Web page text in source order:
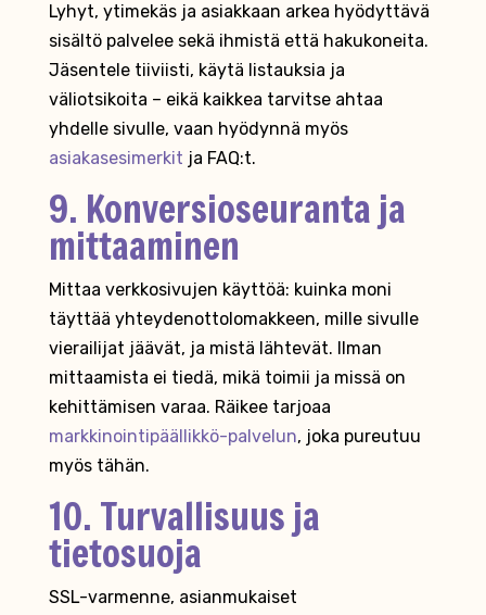
Lyhyt, ytimekäs ja asiakkaan arkea hyödyttävä
sisältö palvelee sekä ihmistä että hakukoneita.
Jäsentele tiiviisti, käytä listauksia ja
väliotsikoita – eikä kaikkea tarvitse ahtaa
yhdelle sivulle, vaan hyödynnä myös
asiakasesimerkit ja FAQ:t.
9. Konversioseuranta ja
mittaaminen
Mittaa verkkosivujen käyttöä: kuinka moni
täyttää yhteydenottolomakkeen, mille sivulle
vierailijat jäävät, ja mistä lähtevät. Ilman
mittaamista ei tiedä, mikä toimii ja missä on
kehittämisen varaa. Räikee tarjoaa
markkinointipäällikkö-palvelun, joka pureutuu
myös tähän.
10. Turvallisuus ja
tietosuoja
SSL-varmenne, asianmukaiset